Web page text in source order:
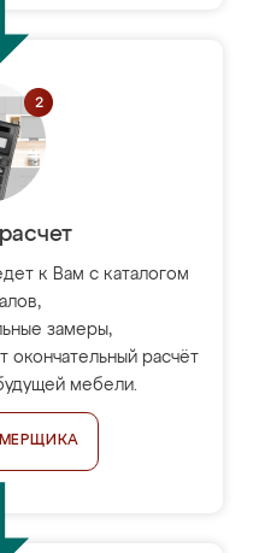
к Вам с каталогом
замеры,
окончательный расчёт
мебели.